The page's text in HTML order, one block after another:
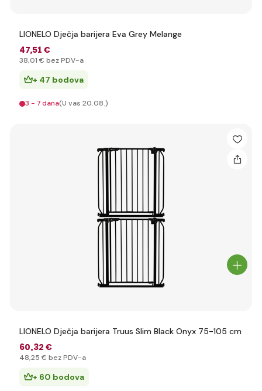
LIONELO Dječja barijera Eva Grey Melange
47,51 €
38,01 € bez PDV-a
+ 47 bodova
3 - 7 dana(U vas 20.08.)
LIONELO Dječja barijera Truus Slim Black Onyx 75-105 cm
60,32 €
48,25 € bez PDV-a
+ 60 bodova